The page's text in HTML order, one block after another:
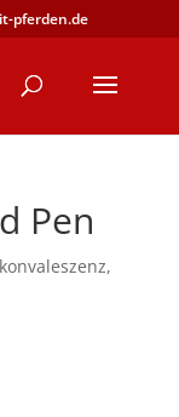
pferden.de
Pen
,